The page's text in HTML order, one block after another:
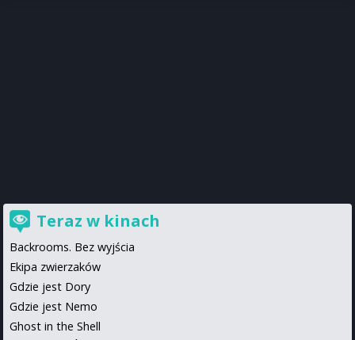
Teraz w kinach
Backrooms. Bez wyjścia
Ekipa zwierzaków
Gdzie jest Dory
Gdzie jest Nemo
Ghost in the Shell